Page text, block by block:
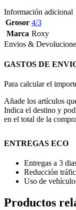
Información adicional
Grosor 4/3
Marca Roxy
Envios &
GASTOS DE
Para calcular el
Añade los artículos
Indica el destino y
en el total de la
ENTREGAS ECO
Entregas a 3
Reducción
Uso de
Productos